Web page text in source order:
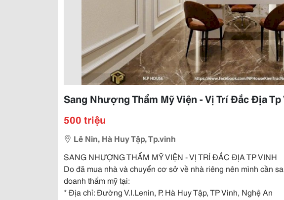
Sang Nhượng Thẩm Mỹ Viện - Vị Trí Đắc Địa Tp
500 triệu
Lê Nin, Hà Huy Tập, Tp.vinh
SANG NHƯỢNG THẨM MỸ VIỆN - VỊ TRÍ ĐẮC ĐỊA TP VINH
Do đã mua nhà và chuyển cơ sở về nhà riêng nên mình cần
doanh thẩm mỹ tại:
* Địa chỉ: Đường V.I.Lenin, P. Hà Huy Tập, TP Vinh, Nghệ An